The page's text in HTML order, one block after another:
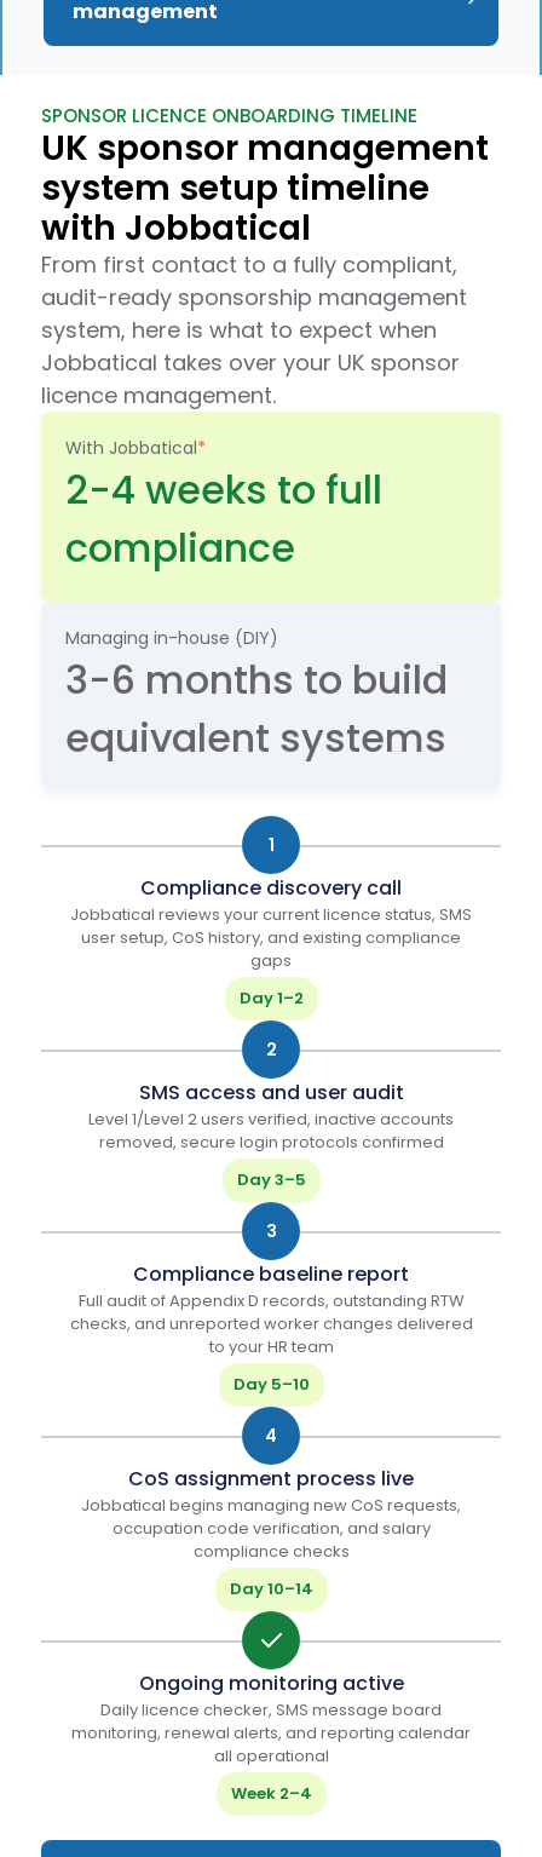
management
SPONSOR LICENCE ONBOARDING TIMELINE
UK sponsor management
system setup timeline
with Jobbatical
From first contact to a fully compliant,
audit-ready sponsorship management
system, here is what to expect when
Jobbatical takes over your UK sponsor
licence management.
With Jobbatical*
2-4 weeks to full
compliance
Managing in-house (DIY)
3-6 months to build
equivalent systems
1
Compliance discovery call
Jobbatical reviews your current licence status, SMS
user setup, CoS history, and existing compliance
gaps
Day 1–2
2
SMS access and user audit
Level 1/Level 2 users verified, inactive accounts
removed, secure login protocols confirmed
Day 3–5
3
Compliance baseline report
Full audit of Appendix D records, outstanding RTW
checks, and unreported worker changes delivered
to your HR team
Day 5–10
4
CoS assignment process live
Jobbatical begins managing new CoS requests,
occupation code verification, and salary
compliance checks
Day 10–14
Ongoing monitoring active
Daily licence checker, SMS message board
monitoring, renewal alerts, and reporting calendar
all operational
Week 2–4